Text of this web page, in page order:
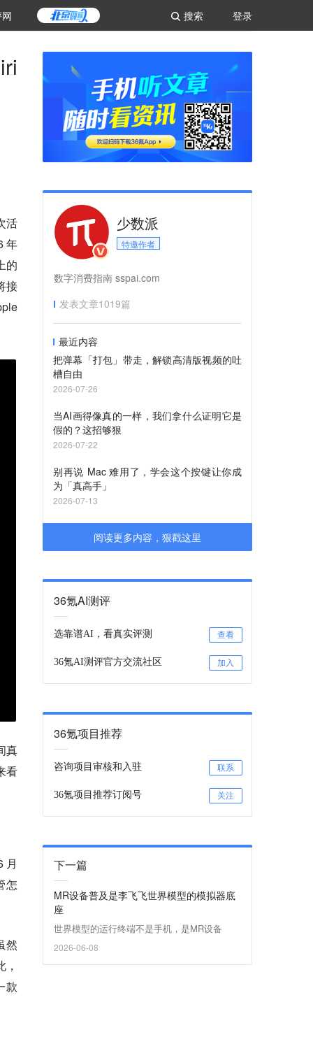
登录
搜索
活
年
的
接
真
看
月
怎
然
款
少数派
特邀作者
数字消费指南 sspai.com
发表文章1019篇
最近内容
把弹幕「打包」带走，解锁高清版视频的吐
槽自由
2026-07-26
当AI画得像真的一样，我们拿什么证明它是
假的？这招够狠
2026-07-22
别再说 Mac 难用了，学会这个按键让你成
为「真高手」
2026-07-13
阅读更多内容，狠戳这里
36氪AI测评
选靠谱AI，看真实评测 查看
36氪AI测评官方交流社区 加入
36氪项目推荐
咨询项目审核和入驻 联系
36氪项目推荐订阅号 关注
下一篇
MR设备普及是李飞飞世界模型的模拟器底
座
世界模型的运行终端不是手机，是MR设备
2026-06-08